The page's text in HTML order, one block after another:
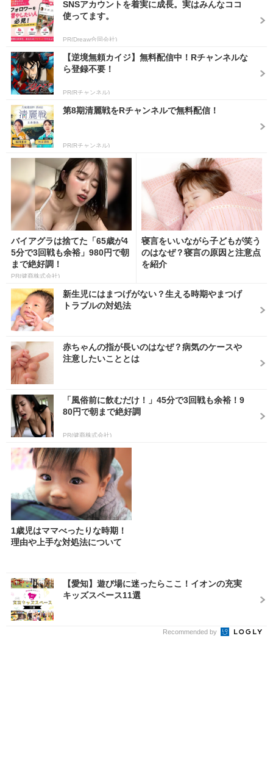
SNSアカウントを着実に成長。実はみんなココ
使ってます。
PR(Dreaw合同会社)
【逆境無頼カイジ】無料配信中！Rチャンネルな
ら登録不要！
PR(Rチャンネル)
第8期清麗戦をRチャンネルで無料配信！
PR(Rチャンネル)
バイアグラは捨てた「65歳が4
5分で3回戦も余裕」980円で朝
まで絶好調！
PR(健商株式会社)
寝言をいいながら子どもが笑う
のはなぜ？寝言の原因と注意点
を紹介
新生児にはまつげがない？生える時期やまつげ
トラブルの対処法
赤ちゃんの指が長いのはなぜ？病気のケースや
注意したいこととは
「風俗前に飲むだけ！」45分で3回戦も余裕！9
80円で朝まで絶好調
PR(健商株式会社)
1歳児はママべったりな時期！
理由や上手な対処法について
【愛知】遊び場に迷ったらここ！イオンの充実
キッズスペース11選
Recommended by